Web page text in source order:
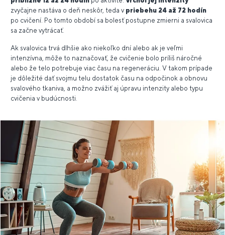
zvyčajne nastáva o deň neskôr, teda v priebehu 24 až 72 hodín
po cvičení. Po tomto období sa bolesť postupne zmierni a svalovica
sa začne vytrácať.
Ak svalovica trvá dlhšie ako niekoľko dní alebo ak je veľmi
intenzívna, môže to naznačovať, že cvičenie bolo príliš náročné
alebo že telo potrebuje viac času na regeneráciu. V takom prípade
je dôležité dať svojmu telu dostatok času na odpočinok a obnovu
svalového tkaniva, a možno zvážiť aj úpravu intenzity alebo typu
cvičenia v budúcnosti.